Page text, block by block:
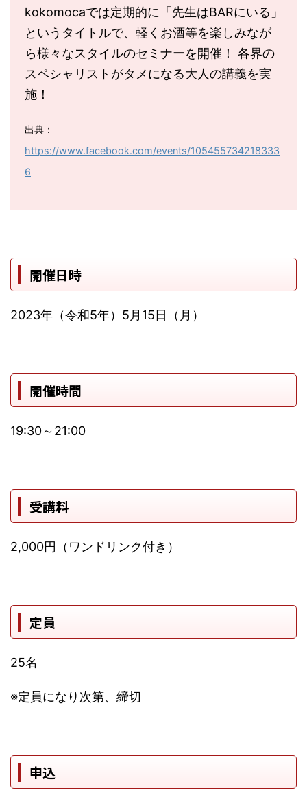
kokomocaでは定期的に「先生はBARにいる」
というタイトルで、軽くお酒等を楽しみなが
ら様々なスタイルのセミナーを開催！ 各界の
スペシャリストがタメになる大人の講義を実
施！
出典：
https://www.facebook.com/events/105455734218333
6
開催日時
2023年（令和5年）5月15日（月）
開催時間
19:30～21:00
受講料
2,000円（ワンドリンク付き）
定員
25名
※定員になり次第、締切
申込